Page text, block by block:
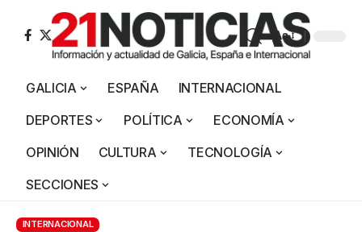
Aa
GALICIA ESPAÑA
INTERNACIONAL
DEPORTES
POLÍTICA
ECONOMÍA
OPINIÓN
CULTURA
TECNOLOGÍA
SECCIONES
INTERNACIONAL